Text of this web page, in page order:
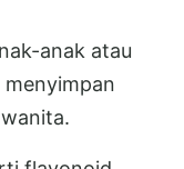
anak atau